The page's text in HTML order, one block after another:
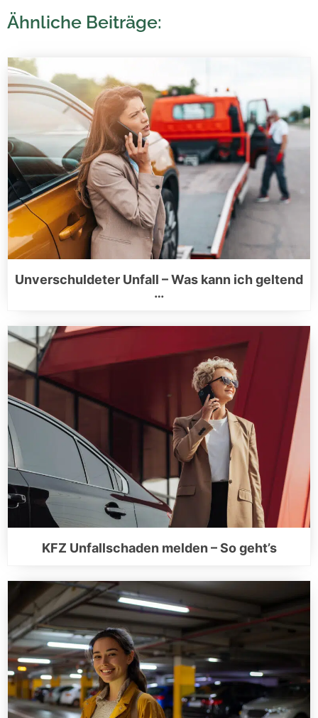
Ähnliche Beiträge:
Unverschuldeter Unfall – Was kann ich geltend
…
KFZ Unfallschaden melden – So geht’s